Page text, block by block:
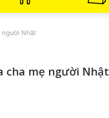
người Nhật
cha mẹ người Nhật